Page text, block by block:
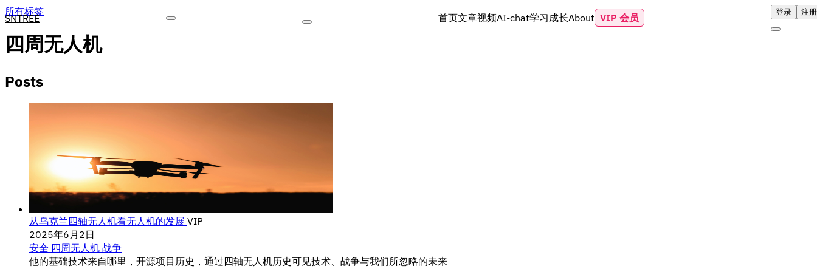
SNTREE 首页文章视频AI-chat学习成长About VIP 会员 登录 注册
所有标签
四周无人机
Posts
从乌克兰四轴无人机看无人机的发展 VIP
2025年6月2日
安全 四周无人机 战争
他的基础技术来自哪里，开源项目历史，通过四轴无人机历史可见技术、战争与我们所忽略的未来